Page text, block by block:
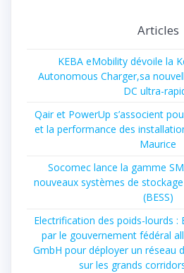
Articles
KEBA eMobility dévoile la
Autonomous Charger,sa
DC ultra-
Qair et PowerUp s’associent
et la performance des
Maurice
Socomec lance la gamme
nouveaux systèmes de
(BESS)
Electrification des poids-lourds :
par le gouvernement fédéral
GmbH pour déployer un réseau
sur les grands